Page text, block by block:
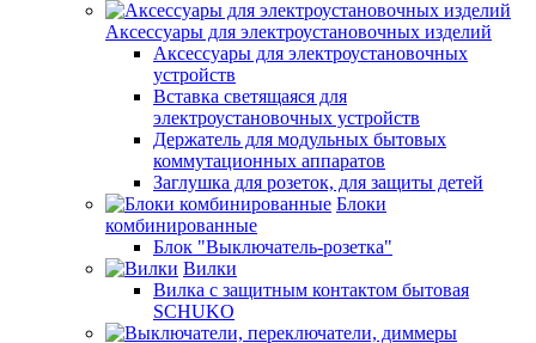
Аксессуары для электроустановочных изделий
Аксессуары для электроустановочных
устройств
Вставка светящаяся для
электроустановочных устройств
Держатель для модульных бытовых
коммутационных аппаратов
Заглушка для розеток, для защиты детей
Блоки
комбинированные
Блок "Выключатель-розетка"
Вилки
Вилка с защитным контактом бытовая
SCHUKO